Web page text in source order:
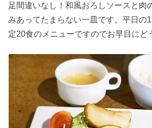
足間違いなし！和風おろしソースと肉
みあってたまらない一皿です。平日の
定20食のメニューですのでお早目にど